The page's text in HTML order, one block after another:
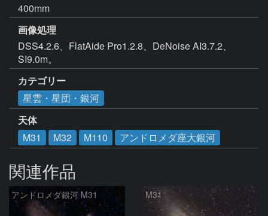
400mm
画像処理
DSS4.2.6、FlatAide Pro1.2.8、DeNoise AI3.7.2、
SI9.0m。
カテゴリー
星雲・星団・銀河
天体
M31
M32 M110 アンドロメダ座大銀河
関連作品
アンドロメダ銀河 M31 M31